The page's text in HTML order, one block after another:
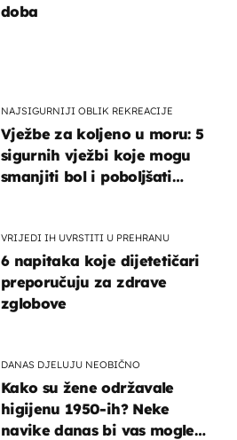
NAJSIGURNIJI OBLIK REKREACIJE
Vježbe za koljeno u moru: 5
sigurnih vježbi koje mogu
smanjiti bol i poboljšati
VRIJEDI IH UVRSTITI U PREHRANU
6 napitaka koje dijetetičari
preporučuju za zdrave
zglobove
DANAS DJELUJU NEOBIČNO
Kako su žene održavale
higijenu 1950-ih? Neke
navike danas bi vas mogle
doba